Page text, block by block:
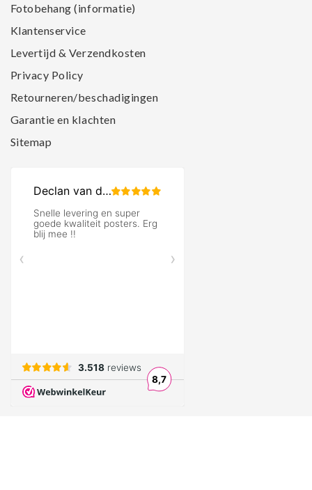
Fotobehang (informatie)
Klantenservice
Levertijd & Verzendkosten
Privacy Policy
Retourneren/beschadigingen
Garantie en klachten
Sitemap